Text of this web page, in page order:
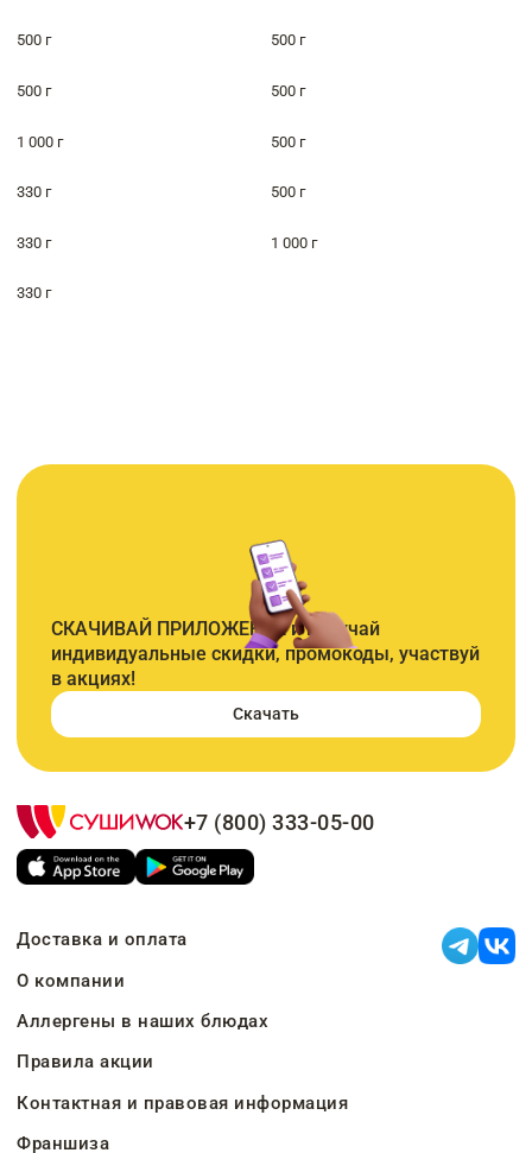
500 г 500 г
500 г 500 г
1 000 г 500 г
330 г 500 г
330 г 1 000 г
330 г
СКАЧИВАЙ ПРИЛОЖЕНИЕ и получай
индивидуальные скидки, промокоды, участвуй
в акциях!
Скачать
+7 (800) 333-05-00
Доставка и оплата
О компании
Аллергены в наших блюдах
Правила акции
Контактная и правовая информация
Франшиза